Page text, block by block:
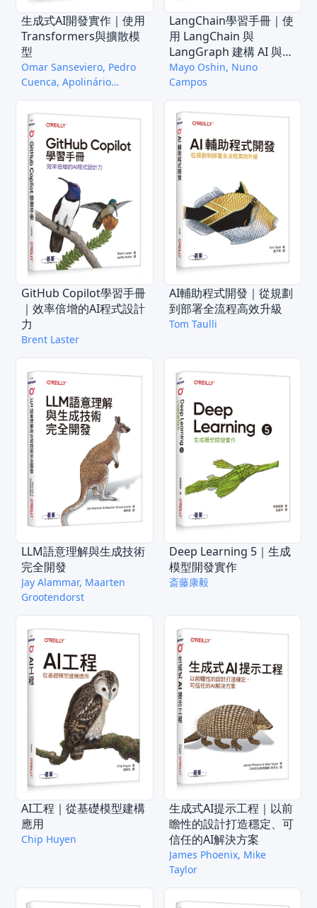
生成式AI開發實作｜使用
Transformers與擴散模
型
Omar Sanseviero, Pedro
Cuenca, Apolinário
LangChain學習手冊｜使
用 LangChain 與
LangGraph 建構 AI 與
LLM 應用程式
Mayo Oshin, Nuno
Campos
GitHub Copilot學習手冊
｜效率倍增的AI程式設計
力
Brent Laster
AI輔助程式開發｜從規劃
到部署全流程高效升級
Tom Taulli
LLM語意理解與生成技術
完全開發
Jay Alammar, Maarten
Grootendorst
Deep Learning 5｜生成
模型開發實作
斎藤康毅
AI工程｜從基礎模型建構
應用
Chip Huyen
生成式AI提示工程｜以前
瞻性的設計打造穩定、可
信任的AI解決方案
James Phoenix, Mike
Taylor